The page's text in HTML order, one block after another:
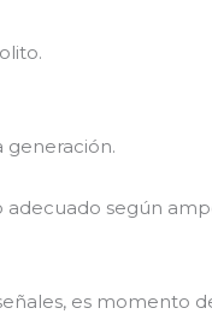
generación.
según
es momento